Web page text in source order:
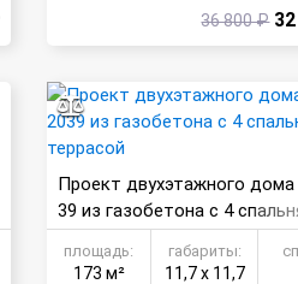
36 800 ₽
Проект двухэтажного дома
39 из газобетона с 4
террасой
площадь:
173 м²
габариты:
11,7 х 11,7